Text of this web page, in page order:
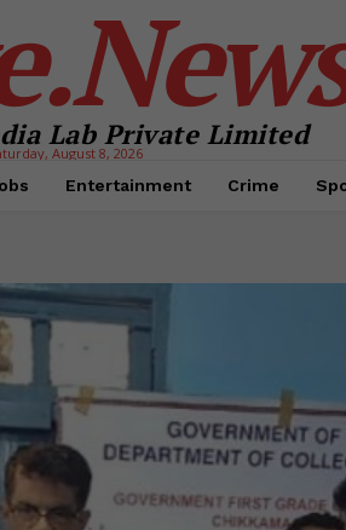
Lab Private Limited
August 8, 2026
Entertainment Crime